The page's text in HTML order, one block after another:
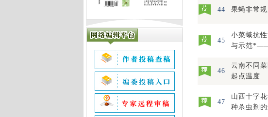
44 果蝇非常
45
小菜蛾抗
与示范
46
云南不同
起点温度
47
山西十字
种杀虫剂